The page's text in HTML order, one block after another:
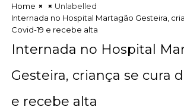
Home
Unlabelled
Internada no Hospital Martagão Gesteira,
Covid-19 e recebe alta
Internada no Hospital
Gesteira, criança se cura
e recebe alta